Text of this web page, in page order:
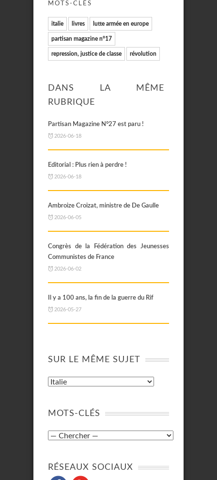
MOTS-CLÉS
italie livres lutte armée en europe
partisan magazine n°17
repression, justice de classe révolution
DANS LA MÊME
RUBRIQUE
Partisan Magazine N°27 est paru !
2026-06-18
Editorial : Plus rien à perdre !
2026-06-18
Ambroize Croizat, ministre de De Gaulle
2026-06-05
Congrès de la Fédération des Jeunesses
Communistes de France
2026-06-02
Il y a 100 ans, la fin de la guerre du Rif
2026-05-27
SUR LE MÊME SUJET
MOTS-CLÉS
RÉSEAUX SOCIAUX